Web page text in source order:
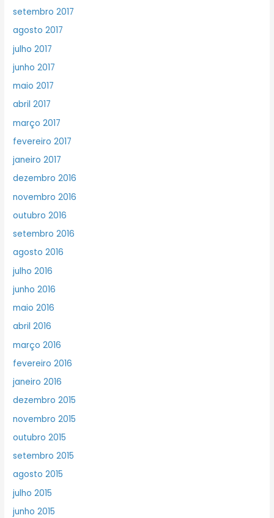
setembro 2017
agosto 2017
julho 2017
junho 2017
maio 2017
abril 2017
março 2017
fevereiro 2017
janeiro 2017
dezembro 2016
novembro 2016
outubro 2016
setembro 2016
agosto 2016
julho 2016
junho 2016
maio 2016
abril 2016
março 2016
fevereiro 2016
janeiro 2016
dezembro 2015
novembro 2015
outubro 2015
setembro 2015
agosto 2015
julho 2015
junho 2015